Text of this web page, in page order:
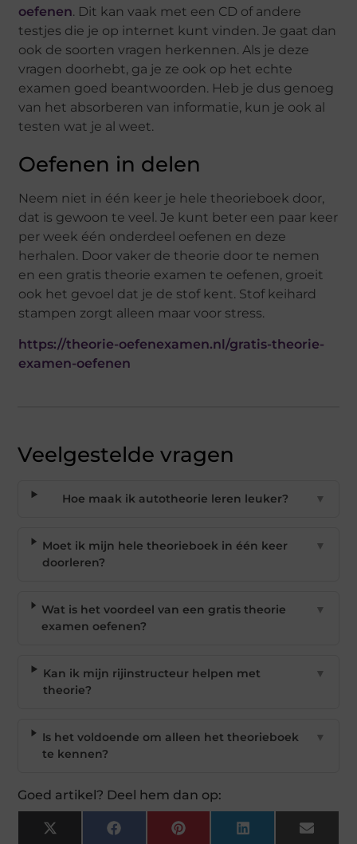
oefenen. Dit kan vaak met een CD of andere
testjes die je op internet kunt vinden. Je gaat dan
ook de soorten vragen herkennen. Als je deze
vragen doorhebt, ga je ze ook op het echte
examen goed beantwoorden. Heb je dus genoeg
van het absorberen van informatie, kun je ook al
testen wat je al weet.
Oefenen in delen
Neem niet in één keer je hele theorieboek door,
dat is gewoon te veel. Je kunt beter een paar keer
per week één onderdeel oefenen en deze
herhalen. Door vaker de theorie door te nemen
en een gratis theorie examen te oefenen, groeit
ook het gevoel dat je de stof kent. Stof keihard
stampen zorgt alleen maar voor stress.
https://theorie-oefenexamen.nl/gratis-theorie-
examen-oefenen
Veelgestelde vragen
Hoe maak ik autotheorie leren leuker? ▼
Moet ik mijn hele theorieboek in één keer
doorleren?
▼
Wat is het voordeel van een gratis theorie
examen oefenen?
▼
Kan ik mijn rijinstructeur helpen met
theorie?
▼
Is het voldoende om alleen het theorieboek
te kennen?
▼
Goed artikel? Deel hem dan op:
X Facebook Pinterest LinkedIn Email